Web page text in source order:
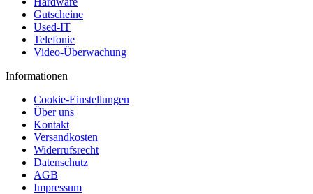
Gutscheine
Used-IT
Telefonie
Video-Überwachung
Informationen
Cookie-Einstellungen
Über uns
Kontakt
Versandkosten
Widerrufsrecht
Datenschutz
AGB
Impressum